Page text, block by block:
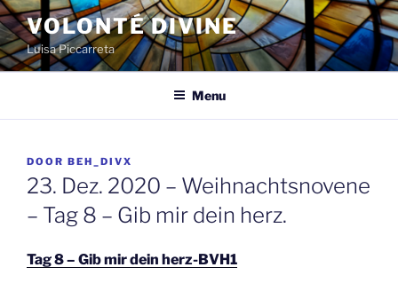
Spring
naar
de
inhoud
VOLONTÉ DIVINE
Luisa Piccarreta
Menu
GEPLAATST
OP
DOOR BEH_DIVX
23. Dez. 2020 – Weihnachtsnovene
– Tag 8 – Gib mir dein herz.
Tag 8 – Gib mir dein herz-BVH1